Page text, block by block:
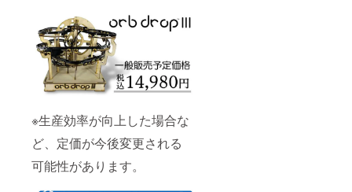
※生産効率が向上した場合な
ど、定価が今後変更される
可能性があります。